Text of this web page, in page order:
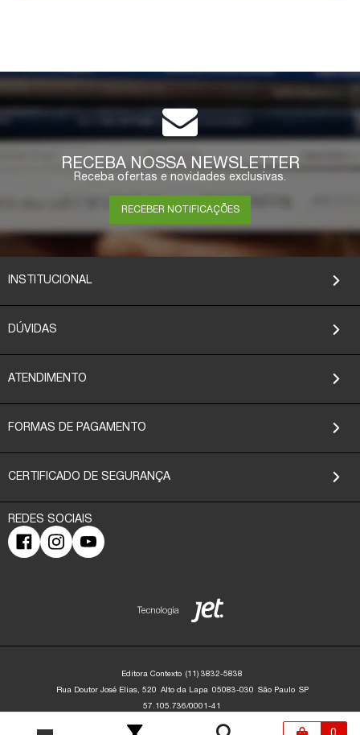
RECEBA NOSSA NEWSLETTER
Receba ofertas e novidades exclusivas.
RECEBER NOTIFICAÇÕES
INSTITUCIONAL
DÚVIDAS
ATENDIMENTO
FORMAS DE PAGAMENTO
CERTIFICADO DE SEGURANÇA
Editora Contexto (11) 3832-5838
Rua Doutor José Elias, 520 Alto da Lapa 05083-030 São Paulo SP
57.105.736/0001-41
Lapa - São Paulo/SP - 05083-030 | contato@editoracontexto.com.br | +55 11